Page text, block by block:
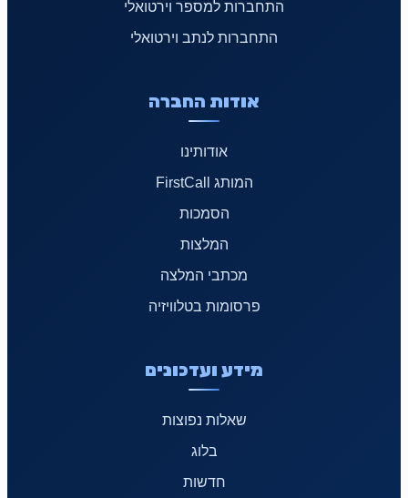
התחברות למספר וירטואלי
התחברות לנתב וירטואלי
אודות החברה
אודותינו
המותג FirstCall
הסמכות
המלצות
מכתבי המלצה
פרסומות בטלוויזיה
מידע ועדכונים
שאלות נפוצות
בלוג
חדשות